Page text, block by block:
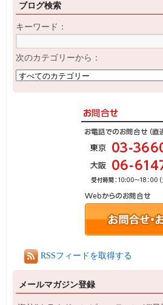
ブログ検索
キーワード：
次のカテゴリーから：
RSSフィードを取得する
メールマガジン登録